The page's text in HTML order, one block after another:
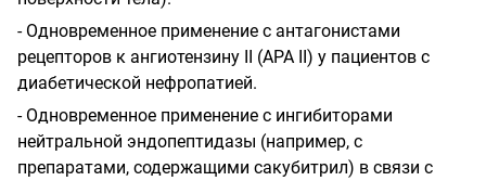
- Одновременное применение с антагонистами
рецепторов к ангиотензину II (АРА II) у пациентов с
диабетической нефропатией.
- Одновременное применение с ингибиторами
нейтральной эндопептидазы (например, с
препаратами, содержащими сакубитрил) в связи с